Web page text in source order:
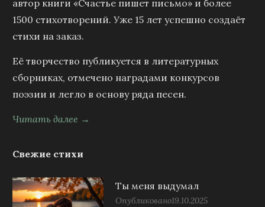
автор книги «Счастье пишет письмо» и более
1500 стихотворений. Уже 15 лет успешно создаёт
стихи на заказ.
Её творчество публикуется в литературных
сборниках, отмечено наградами конкурсов
поэзии и легло в основу ряда песен.
Читать далее →
Свежие стихи
Ты меня выдумал
Опубликовано19.10.2025